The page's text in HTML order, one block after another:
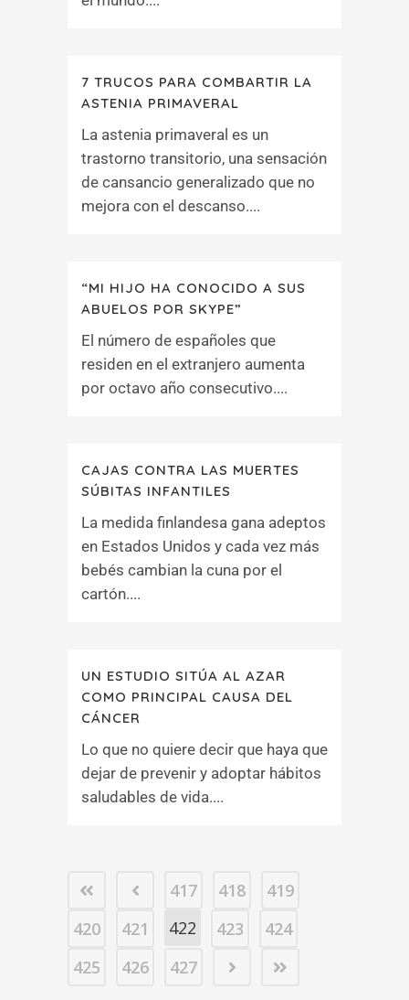
7 TRUCOS PARA COMBARTIR LA
ASTENIA PRIMAVERAL
La astenia primaveral es un
trastorno transitorio, una sensación
de cansancio generalizado que no
mejora con el descanso....
“MI HIJO HA CONOCIDO A SUS
ABUELOS POR SKYPE”
El número de españoles que
residen en el extranjero aumenta
por octavo año consecutivo....
CAJAS CONTRA LAS MUERTES
SÚBITAS INFANTILES
La medida finlandesa gana adeptos
en Estados Unidos y cada vez más
bebés cambian la cuna por el
cartón....
UN ESTUDIO SITÚA AL AZAR
COMO PRINCIPAL CAUSA DEL
CÁNCER
Lo que no quiere decir que haya que
dejar de prevenir y adoptar hábitos
saludables de vida....
417 418
419
420
421 422 423
424
425
426 427